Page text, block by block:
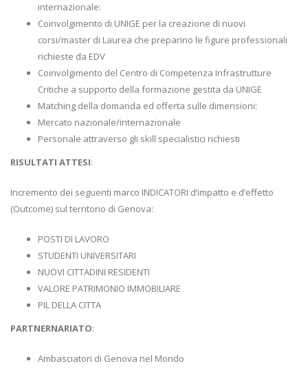
internazionale:
Coinvolgimento di UNIGE per la creazione di nuovi
corsi/master di Laurea che preparino le figure professionali
richieste da EDV
Coinvolgimento del Centro di Competenza Infrastrutture
Critiche a supporto della formazione gestita da UNIGE
Matching della domanda ed offerta sulle dimensioni:
Mercato nazionale/internazionale
Personale attraverso gli skill specialistici richiesti
RISULTATI ATTESI:
Incremento dei seguenti marco INDICATORI d’impatto e d’effetto
(Outcome) sul territorio di Genova:
POSTI DI LAVORO
STUDENTI UNIVERSITARI
NUOVI CITTADINI RESIDENTI
VALORE PATRIMONIO IMMOBILIARE
PIL DELLA CITTA
PARTNERNARIATO:
Ambasciatori di Genova nel Mondo